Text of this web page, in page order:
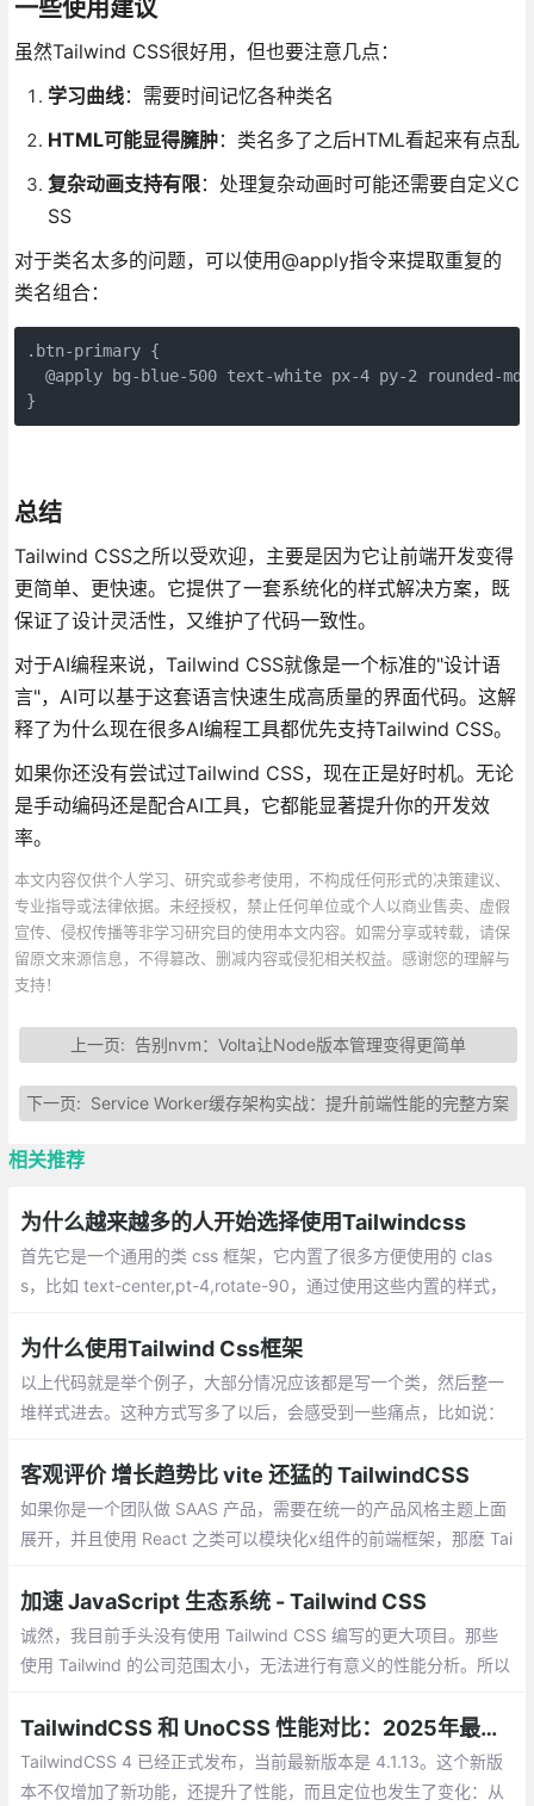
一些使用建议
虽然Tailwind CSS很好用，但也要注意几点：
学习曲线：需要时间记忆各种类名
HTML可能显得臃肿：类名多了之后HTML看起来有点乱
复杂动画支持有限：处理复杂动画时可能还需要自定义C
SS
对于类名太多的问题，可以使用@apply指令来提取重复的
类名组合：
.btn-primary {
@apply bg-blue-500 text-white px-4 py-2 rounded-md
}
总结
Tailwind CSS之所以受欢迎，主要是因为它让前端开发变得
更简单、更快速。它提供了一套系统化的样式解决方案，既
保证了设计灵活性，又维护了代码一致性。
对于AI编程来说，Tailwind CSS就像是一个标准的"设计语
言"，AI可以基于这套语言快速生成高质量的界面代码。这解
释了为什么现在很多AI编程工具都优先支持Tailwind CSS。
如果你还没有尝试过Tailwind CSS，现在正是好时机。无论
是手动编码还是配合AI工具，它都能显著提升你的开发效
率。
本文内容仅供个人学习、研究或参考使用，不构成任何形式的决策建议、
专业指导或法律依据。未经授权，禁止任何单位或个人以商业售卖、虚假
宣传、侵权传播等非学习研究目的使用本文内容。如需分享或转载，请保
留原文来源信息，不得篡改、删减内容或侵犯相关权益。感谢您的理解与
支持！
上一页: 告别nvm：Volta让Node版本管理变得更简单
下一页: Service Worker缓存架构实战：提升前端性能的完整方案
相关推荐
为什么越来越多的人开始选择使用Tailwindcss
首先它是一个通用的类 css 框架，它内置了很多方便使用的 clas
s，比如 text-center,pt-4,rotate-90，通过使用这些内置的样式，
为什么使用Tailwind Css框架
以上代码就是举个例子，大部分情况应该都是写一个类，然后整一
堆样式进去。这种方式写多了以后，会感受到一些痛点，比如说：
客观评价 增长趋势比 vite 还猛的 TailwindCSS
如果你是一个团队做 SAAS 产品，需要在统一的产品风格主题上面
展开，并且使用 React 之类可以模块化x组件的前端框架，那麽 Tai
加速 JavaScript 生态系统 - Tailwind CSS
诚然，我目前手头没有使用 Tailwind CSS 编写的更大项目。那些
使用 Tailwind 的公司范围太小，无法进行有意义的性能分析。所以
ailwind 更好的方法呢
TailwindCSS 和 UnoCSS 性能对比：2025年最新测试结果
TailwindCSS 4 已经正式发布，当前最新版本是 4.1.13。这个新版
本不仅增加了新功能，还提升了性能，而且定位也发生了变化：从